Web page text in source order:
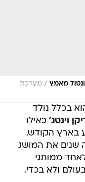
מאמץ / מערכת
בכלל נולד
וינטג' כאילו
בארץ הקודש.
שנים את המושג
ממותגי
ולא בכדי.